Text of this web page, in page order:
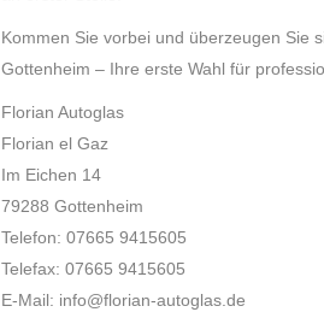
Kommen Sie vorbei und überzeugen Sie
Gottenheim – Ihre erste Wahl für
Florian Autoglas
Florian el Gaz
Im Eichen 14
79288 Gottenheim
Telefon: 07665 9415605
Telefax: 07665 9415605
E-Mail: info@florian-autoglas.de